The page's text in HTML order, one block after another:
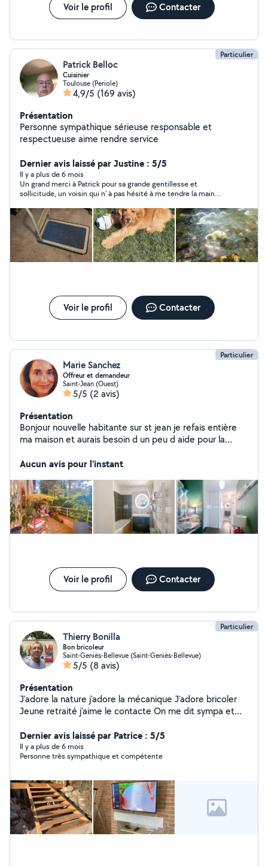
Voir le profil Contacter
Particulier
Patrick Belloc
Cuisinier
Toulouse (Periole)
4,9/5 (169 avis)
Présentation
Personne sympathique sérieuse responsable et
respectueuse aime rendre service
Dernier avis laissé par Justine : 5/5
Il y a plus de 6 mois
Un grand merci à Patrick pour sa grande gentillesse et
sollicitude, un voisin qui n' à pas hésité à me tendre la main
Voir le profil Contacter
Particulier
Marie Sanchez
Offreur et demandeur
Saint-Jean (Ouest)
5/5 (2 avis)
Présentation
Bonjour nouvelle habitante sur st jean je refais entière
ma maison et aurais besoin d un peu d aide pour la
home staging, décoration, rangement, ménage . Merci à
Aucun avis pour l'instant
Voir le profil Contacter
Particulier
Thierry Bonilla
Bon bricoleur
Saint-Geniès-Bellevue (Saint-Geniès-Bellevue)
5/5 (8 avis)
Présentation
J'adore la nature j'adore la mécanique J'adore bricoler
Jeune retraité j'aime le contacte On me dit sympa et
Dernier avis laissé par Patrice : 5/5
Il y a plus de 6 mois
Personne très sympathique et compétente